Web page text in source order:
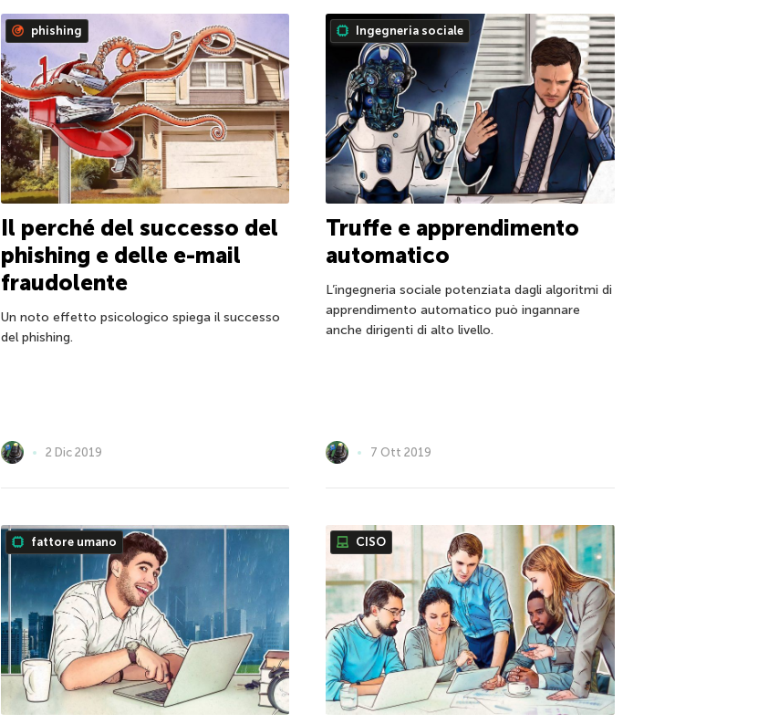
phishing
Il perché del successo del
phishing e delle e-mail
fraudolente
Un noto effetto psicologico spiega il successo
del phishing.
2 Dic 2019
Ingegneria sociale
Truffe e apprendimento
automatico
L’ingegneria sociale potenziata dagli algoritmi di
apprendimento automatico può ingannare
anche dirigenti di alto livello.
7 Ott 2019
fattore umano CISO